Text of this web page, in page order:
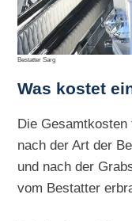
Bestatter Sarg
Was kostet
Die
nach der Art der
und nach der
vom Bestatter